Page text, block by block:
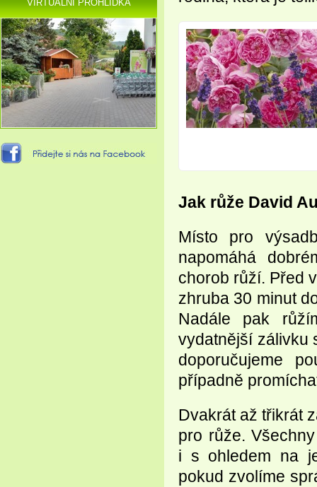
VIRTUÁLNÍ PROHLÍDKA
Jak růže David
Místo pro
napomáhá
chorob růží. Před
zhruba 30 minut
Nadále pak
vydatnější zálivku
doporučujeme
případně
Dvakrát až třikrát
pro růže.
i s ohledem na
pokud zvolíme